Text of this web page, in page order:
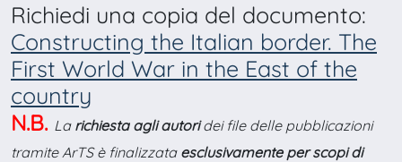
Richiedi una copia del documento:
Constructing the Italian border. The
First World War in the East of the
country
N.B. La richiesta agli autoridei file delle pubblicazioni
tramite ArTS è finalizzata esclusivamente per scopi di